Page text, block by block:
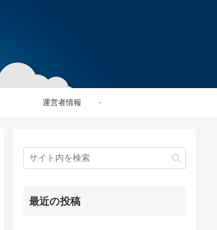
運営者情報
最近の投稿